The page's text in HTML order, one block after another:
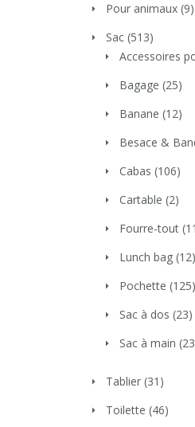
Pour animaux (9)
Sac (513)
Accessoires
Bagage (25)
Banane (12)
Besace &
Cabas (106)
Cartable (2)
Fourre-tout
Lunch bag (12)
Pochette (125)
Sac à dos (23)
Sac à main
Tablier (31)
Toilette (46)